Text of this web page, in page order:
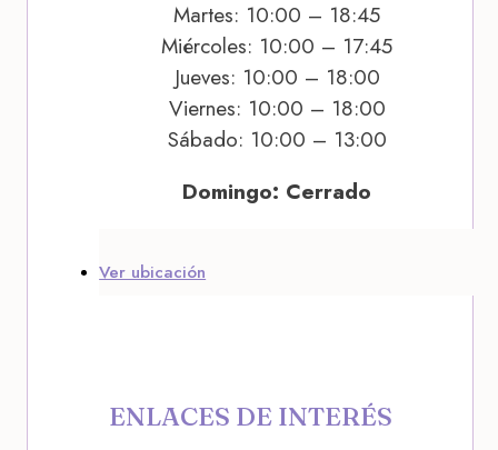
Martes: 10:00 – 18:45
Miércoles: 10:00 – 17:45
Jueves: 10:00 – 18:00
Viernes: 10:00 – 18:00
Sábado: 10:00 – 13:00
Domingo: Cerrado
Ver ubicación
ENLACES DE INTERÉS